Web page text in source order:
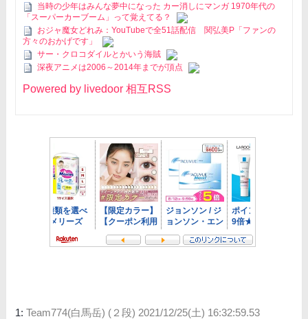
当時の少年はみんな夢中になった カー消しにマンガ 1970年代の
「スーパーカーブーム」って覚えてる？
おジャ魔女どれみ：YouTubeで全51話配信 関弘美P「ファンの
方々のおかげです」
サー・クロコダイルとかいう海賊
深夜アニメは2006～2014年までが頂点
Powered by livedoor 相互RSS
1:Team774(白馬岳) (２段) 2021/12/25(土) 16:32:59.53